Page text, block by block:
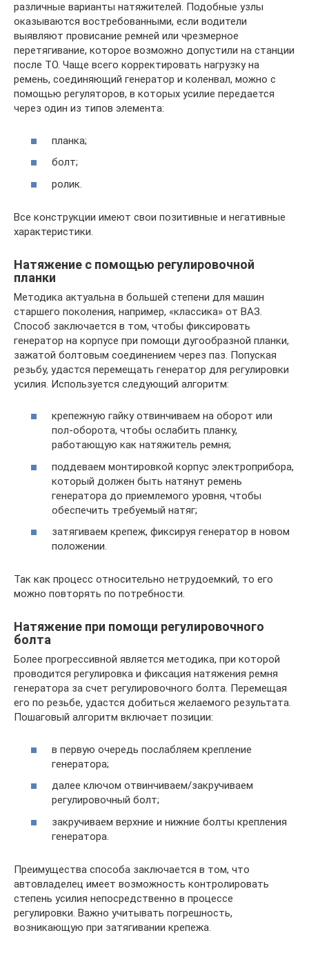
различные варианты натяжителей. Подобные узлы
оказываются востребованными, если водители
выявляют провисание ремней или чрезмерное
перетягивание, которое возможно допустили на станции
после ТО. Чаще всего корректировать нагрузку на
ремень, соединяющий генератор и коленвал, можно с
помощью регуляторов, в которых усилие передается
через один из типов элемента:
планка;
болт;
ролик.
Все конструкции имеют свои позитивные и негативные
характеристики.
Натяжение с помощью регулировочной
планки
Методика актуальна в большей степени для машин
старшего поколения, например, «классика» от ВАЗ.
Способ заключается в том, чтобы фиксировать
генератор на корпусе при помощи дугообразной планки,
зажатой болтовым соединением через паз. Попуская
резьбу, удастся перемещать генератор для регулировки
усилия. Используется следующий алгоритм:
крепежную гайку отвинчиваем на оборот или
пол-оборота, чтобы ослабить планку,
работающую как натяжитель ремня;
поддеваем монтировкой корпус электроприбора,
который должен быть натянут ремень
генератора до приемлемого уровня, чтобы
обеспечить требуемый натяг;
затягиваем крепеж, фиксируя генератор в новом
положении.
Так как процесс относительно нетрудоемкий, то его
можно повторять по потребности.
Натяжение при помощи регулировочного
болта
Более прогрессивной является методика, при которой
проводится регулировка и фиксация натяжения ремня
генератора за счет регулировочного болта. Перемещая
его по резьбе, удастся добиться желаемого результата.
Пошаговый алгоритм включает позиции:
в первую очередь послабляем крепление
генератора;
далее ключом отвинчиваем/закручиваем
регулировочный болт;
закручиваем верхние и нижние болты крепления
генератора.
Преимущества способа заключается в том, что
автовладелец имеет возможность контролировать
степень усилия непосредственно в процессе
регулировки. Важно учитывать погрешность,
возникающую при затягивании крепежа.